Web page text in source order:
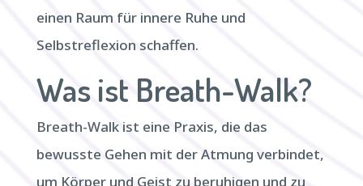
einen Raum für innere Ruhe und
Selbstreflexion schaffen.
Was ist Breath-Walk?
Breath-Walk ist eine Praxis, die das
bewusste Gehen mit der Atmung verbindet,
um Körper und Geist zu beruhigen und zu